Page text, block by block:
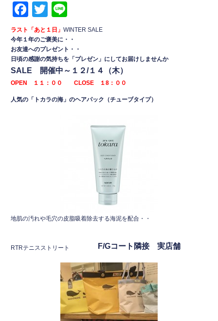
F
a
c
e
b
o
o
T
wi
tt
er
n
e
ラスト「あと１日」WINTER SALE
今年１年のご褒美に・・
お友達へのプレゼント・・
日頃の感謝の気持ちを「プレゼン」にしてお届けしませんか
SALE 開催中～１２/１４（木）
OPEN １１：００ CLOSE １8：００
人気の「トカラの海」のヘアパック（チューブタイプ）
地肌の汚れや毛穴の皮脂吸着除去する海泥を配合・・
RTRテニスストリート F/Gコート隣接 実店舗